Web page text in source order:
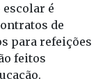
é
de
para refeições
feitos